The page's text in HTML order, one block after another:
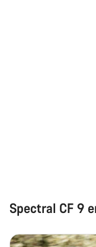
Spectral CF 9